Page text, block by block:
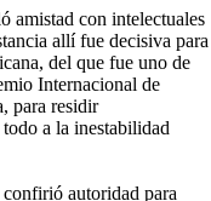
amistad con intelectuales
allí fue decisiva para
del que fue uno de
Internacional de
para residir
a la inestabilidad
autoridad para